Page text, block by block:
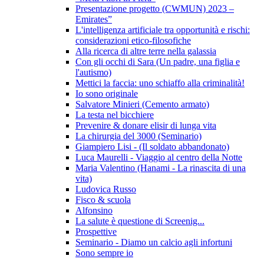
Presentazione progetto (CWMUN) 2023 –
Emirates”
L'intelligenza artificiale tra opportunità e rischi:
considerazioni etico-filosofiche
Alla ricerca di altre terre nella galassia
Con gli occhi di Sara (Un padre, una figlia e
l'autismo)
Mettici la faccia: uno schiaffo alla criminalità!
Io sono originale
Salvatore Minieri (Cemento armato)
La testa nel bicchiere
Prevenire & donare elisir di lunga vita
La chirurgia del 3000 (Seminario)
Giampiero Lisi - (Il soldato abbandonato)
Luca Maurelli - Viaggio al centro della Notte
Maria Valentino (Hanami - La rinascita di una
vita)
Ludovica Russo
Fisco & scuola
Alfonsino
La salute è questione di Screenig...
Prospettive
Seminario - Diamo un calcio agli infortuni
Sono sempre io